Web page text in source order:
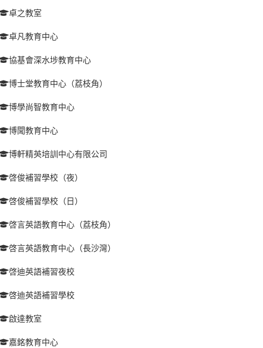
卓之教室
卓凡教育中心
協基會深水埗教育中心
博士堂教育中心（荔枝角）
博學尚智教育中心
博聞教育中心
博軒精英培訓中心有限公司
啓俊補習學校（夜）
啓俊補習學校（日）
啓言英語教育中心（荔枝角）
啓言英語教育中心（長沙灣）
啓迪英語補習夜校
啓迪英語補習學校
啟達教室
嘉銘教育中心